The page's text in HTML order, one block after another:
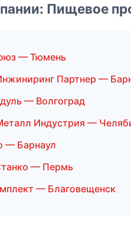
Пищевое
— Тюмень
Партнер —
— Волгоград
Индустрия —
— Барнаул
— Пермь
— Благовещенск